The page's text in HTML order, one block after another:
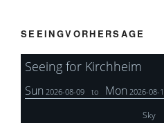
SEEINGVORHERSAGE